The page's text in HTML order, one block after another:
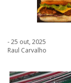
- 25 out, 2025
Raul Carvalho